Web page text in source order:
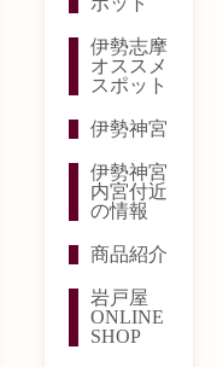
伊勢志摩
オススメ
スポット
伊勢神宮
伊勢神宮
内宮付近
の情報
商品紹介
岩戸屋
ONLINE
SHOP